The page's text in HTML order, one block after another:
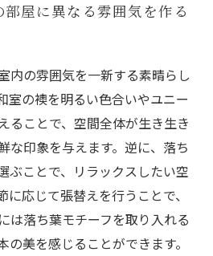
屋に異なる雰囲気を作る
内の雰囲気を一新する素晴らし
室の襖を明るい色合いやユニー
ることで、空間全体が生き生き
な印象を与えます。逆に、落ち
ぶことで、リラックスしたい空
応じて張替えを行うことで、
は落ち葉モチーフを取り入れる
の美を感じることができます。